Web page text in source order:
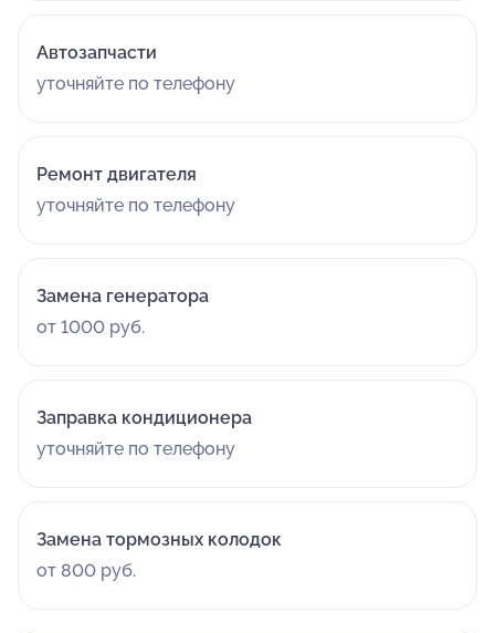
Автозапчасти
уточняйте по телефону
Ремонт двигателя
уточняйте по телефону
Замена генератора
от 1000 руб.
Заправка кондиционера
уточняйте по телефону
Замена тормозных колодок
от 800 руб.